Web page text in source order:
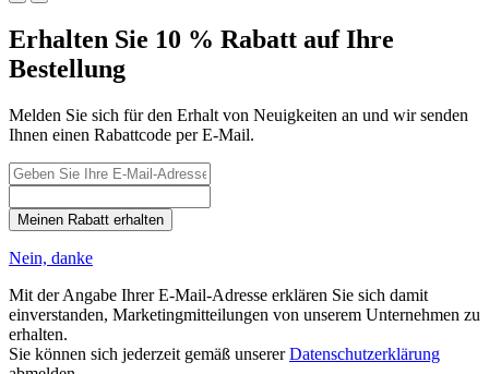
Erhalten Sie 10 % Rabatt auf Ihre
Bestellung
Melden Sie sich für den Erhalt von Neuigkeiten an und wir senden
Ihnen einen Rabattcode per E-Mail.
Meinen Rabatt erhalten
Nein, danke
Mit der Angabe Ihrer E-Mail-Adresse erklären Sie sich damit
einverstanden, Marketingmitteilungen von unserem Unternehmen zu
erhalten.
Sie können sich jederzeit gemäß unsererDatenschutzerklärung